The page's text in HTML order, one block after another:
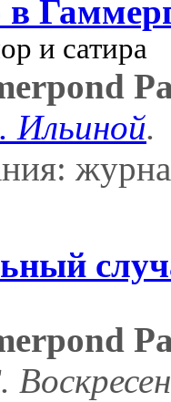
в
и сатира
Ильиной.